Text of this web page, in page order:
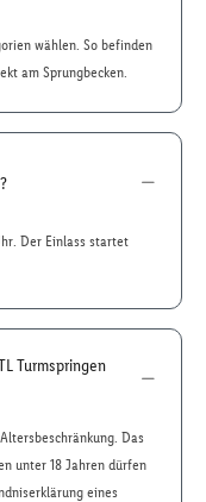
wählen. So befinden
am Sprungbecken.
Der Einlass startet
Turmspringen
Das
unter 18 Jahren dürfen
eines